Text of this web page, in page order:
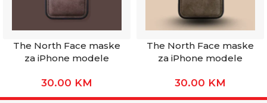
The North Face maske
za iPhone modele
30.00 KM
The North Face maske
za iPhone modele
30.00 KM